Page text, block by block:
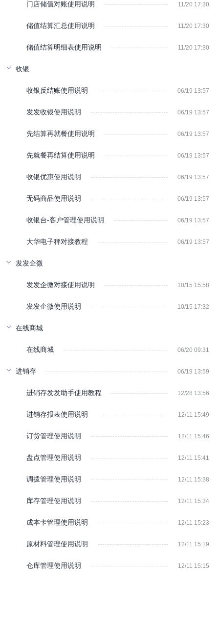
门店储值对账使用说明 11/20 17:30
储值结算汇总使用说明 11/20 17:30
储值结算明细表使用说明 11/20 17:30
收银
收银反结账使用说明 06/19 13:57
发发收银使用说明 06/19 13:57
先结算再就餐使用说明 06/19 13:57
先就餐再结算使用说明 06/19 13:57
收银优惠使用说明 06/19 13:57
无码商品使用说明 06/19 13:57
收银台-客户管理使用说明 06/19 13:57
大华电子秤对接教程 06/19 13:57
发发企微
发发企微对接使用说明 10/15 15:58
发发企微使用说明 10/15 17:32
在线商城
在线商城 06/20 09:31
进销存 06/19 13:59
进销存发发助手使用教程 12/28 13:56
进销存报表使用说明 12/11 15:49
订货管理使用说明 12/11 15:46
盘点管理使用说明 12/11 15:41
调拨管理使用说明 12/11 15:38
库存管理使用说明 12/11 15:34
成本卡管理使用说明 12/11 15:23
原材料管理使用说明 12/11 15:19
仓库管理使用说明 12/11 15:15